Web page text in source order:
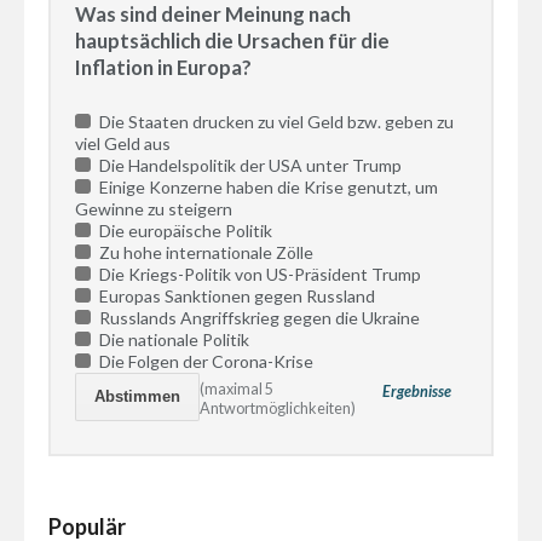
Was sind deiner Meinung nach
hauptsächlich die Ursachen für die
Inflation in Europa?
Die Staaten drucken zu viel Geld bzw. geben zu
viel Geld aus
Die Handelspolitik der USA unter Trump
Einige Konzerne haben die Krise genutzt, um
Gewinne zu steigern
Die europäische Politik
Zu hohe internationale Zölle
Die Kriegs-Politik von US-Präsident Trump
Europas Sanktionen gegen Russland
Russlands Angriffskrieg gegen die Ukraine
Die nationale Politik
Die Folgen der Corona-Krise
Ergebnisse
(maximal 5
Antwortmöglichkeiten)
Populär